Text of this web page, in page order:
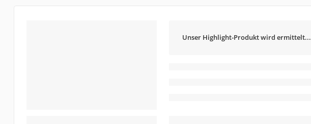
Unser Highlight-Produkt wird ermittelt...